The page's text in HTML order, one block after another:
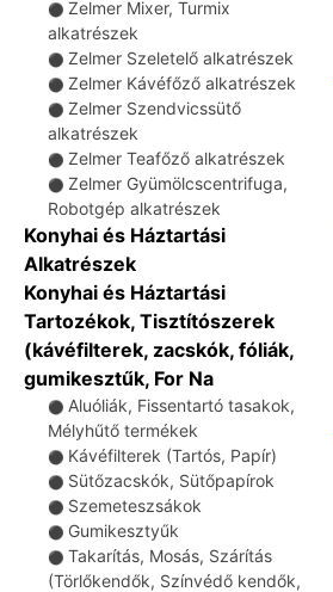
⚫ Zelmer Mixer, Turmix
alkatrészek
⚫ Zelmer Szeletelő alkatrészek
⚫ Zelmer Kávéfőző alkatrészek
⚫ Zelmer Szendvicssütő
alkatrészek
⚫ Zelmer Teafőző alkatrészek
⚫ Zelmer Gyümölcscentrifuga,
Robotgép alkatrészek
Konyhai és Háztartási
Alkatrészek
Konyhai és Háztartási
Tartozékok, Tisztítószerek
(kávéfilterek, zacskók, fóliák,
gumikesztűk, For Na
⚫ Aluóliák, Fissentartó tasakok,
Mélyhűtő termékek
⚫ Kávéfilterek (Tartós, Papír)
⚫ Sütőzacskók, Sütőpapírok
⚫ Szemeteszsákok
⚫ Gumikesztyűk
⚫ Takarítás, Mosás, Szárítás
(Törlőkendők, Színvédő kendők,